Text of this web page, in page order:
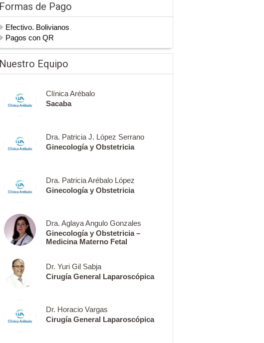
Formas de Pago
Efectivo. Bolivianos
Pagos con QR
Nuestro Equipo
Clínica Arébalo
Sacaba
Dra. Patricia J. López Serrano
Ginecología y Obstetricia
Dra. Patricia Arébalo López
Ginecología y Obstetricia
Dra. Aglaya Angulo Gonzales
Ginecología y Obstetricia –
Medicina Materno Fetal
Dr. Yuri Gil Sabja
Cirugía General Laparoscópica
Dr. Horacio Vargas
Cirugía General Laparoscópica